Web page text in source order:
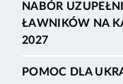
NABÓR
ŁAWNIKÓW NA
2027
POMOC DLA